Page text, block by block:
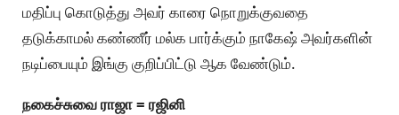
மதிப்பு கொடுத்து அவர் காரை நொறுக்குவதை
தடுக்காமல் கண்ணீர் மல்க பார்க்கும் நாகேஷ் அவர்களின்
நடிப்பையும் இங்கு குறிப்பிட்டு ஆக வேண்டும்.
நகைச்சுவை ராஜா = ரஜினி